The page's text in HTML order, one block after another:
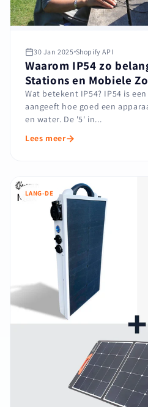
30 Jan 2025 Shopify API
Waarom IP54 zo
Stations en Mobiele
Wat betekent IP54? IP54 is
aangeeft hoe goed een
en water. De '5' in...
Lees meer
LANG-DE